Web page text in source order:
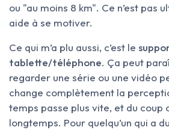
ou "au moins 8 km". Ce n’est pas
aide à se motiver.
Ce qui m’a plu aussi, c’est le
tablette/téléphone. Ça peut
regarder une série ou une vidéo
change complètement la
temps passe plus vite, et du coup
longtemps. Pour quelqu’un qui a